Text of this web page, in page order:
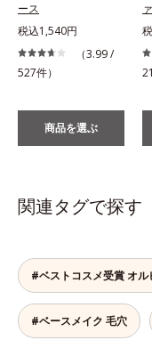
ース
税込1,540円
（3.99 /
527件）
商品を選ぶ
関連タグで探す
#ベストコスメ受賞 オル
#ベースメイク 毛穴